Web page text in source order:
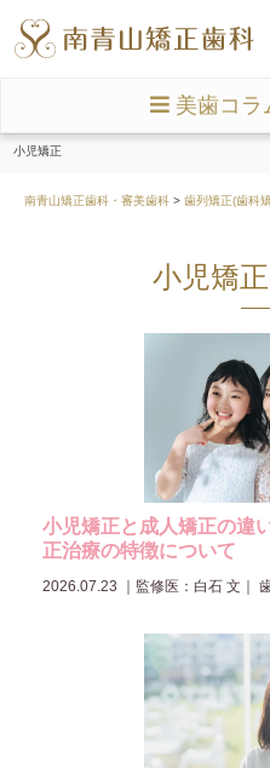
美歯コラ
小児矯正
南青山矯正歯科・審美歯科 > 歯列矯正(歯科
小児矯
小児矯正と成人矯正の違
正治療の特徴について
2026.07.23 監修医：白石 文 ｜